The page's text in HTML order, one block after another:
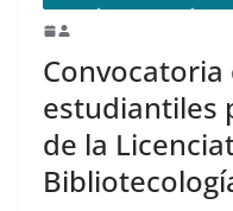
Convocatoria
estudiantiles
de la